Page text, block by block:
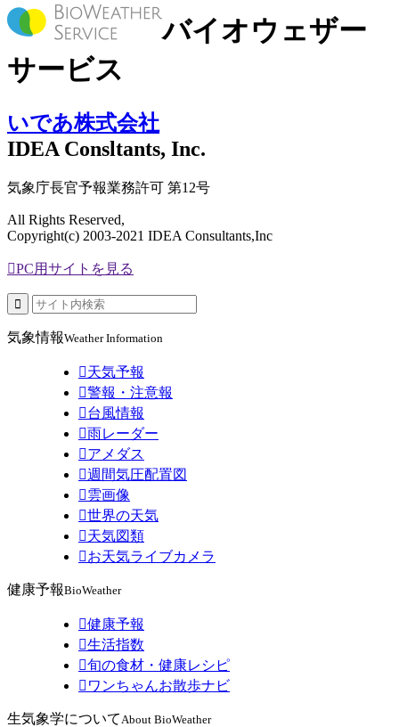
バイオウェザー
サービス
いであ株式会社
IDEA Consltants, Inc.
気象庁長官予報業務許可 第12号
All Rights Reserved,
Copyright(c) 2003-2021 IDEA Consultants,Inc
PC用サイトを見る

気象情報Weather Information
天気予報
警報・注意報
台風情報
雨レーダー
アメダス
週間気圧配置図
雲画像
世界の天気
天気図類
お天気ライブカメラ
健康予報BioWeather
健康予報
生活指数
旬の食材・健康レシピ
 ワンちゃんお散歩ナビ
生気象学についてAbout BioWeather